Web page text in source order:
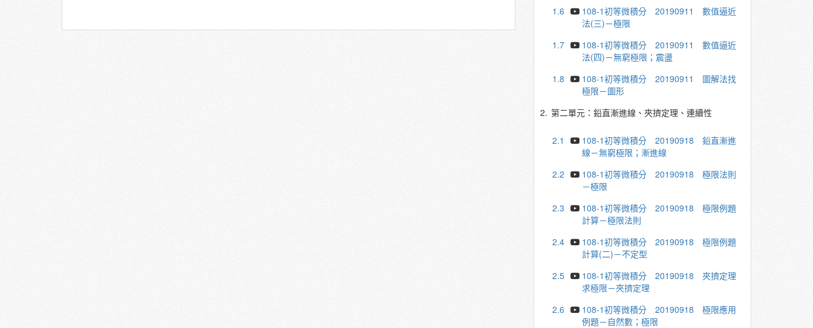
1.6
108-1初等微積分 20190911 數值逼近
法(三)－極限
1.7
108-1初等微積分 20190911 數值逼近
法(四)－無窮極限；震盪
1.8
108-1初等微積分 20190911 圖解法找
極限－圖形
2. 第二單元：鉛直漸進線、夾擠定理、連續性
2.1
108-1初等微積分 20190918 鉛直漸進
線－無窮極限；漸進線
2.2
108-1初等微積分 20190918 極限法則
－極限
2.3
108-1初等微積分 20190918 極限例題
計算－極限法則
2.4
108-1初等微積分 20190918 極限例題
計算(二)－不定型
2.5
108-1初等微積分 20190918 夾擠定理
求極限－夾擠定理
2.6
108-1初等微積分 20190918 極限應用
例題－自然數；極限